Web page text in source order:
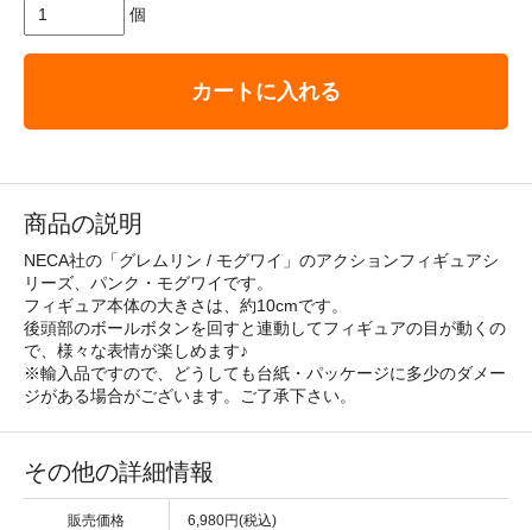
個
カートに入れる
商品の説明
NECA社の「グレムリン / モグワイ」のアクションフィギュアシ
リーズ、パンク・モグワイです。
フィギュア本体の大きさは、約10cmです。
後頭部のボールボタンを回すと連動してフィギュアの目が動くの
で、様々な表情が楽しめます♪
※輸入品ですので、どうしても台紙・パッケージに多少のダメー
ジがある場合がございます。ご了承下さい。
その他の詳細情報
販売価格 6,980円(税込)